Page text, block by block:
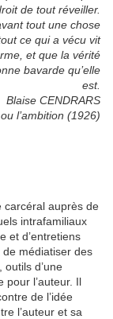
de tout réveiller.
tout une chose
ce qui a vécu vit
et que la vérité
bavarde qu’elle
est.
Blaise CENDRARS
l’ambition (1926)
carcéral auprès de
intrafamiliaux
et d’entretiens
médiatiser des
d’une
pour l’auteur. Il
de l’idée
l’auteur et sa